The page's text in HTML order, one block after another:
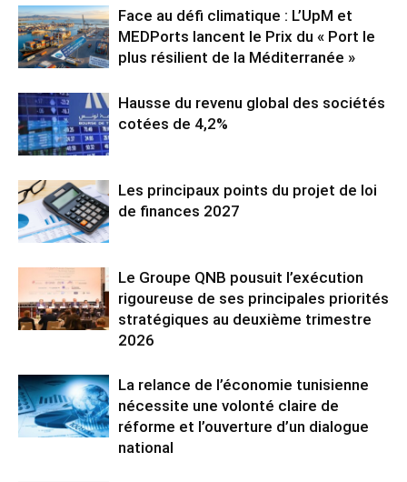
Face au défi climatique : L’UpM et
MEDPorts lancent le Prix du « Port le
plus résilient de la Méditerranée »
Hausse du revenu global des sociétés
cotées de 4,2%
Les principaux points du projet de loi
de finances 2027
Le Groupe QNB pousuit l’exécution
rigoureuse de ses principales priorités
stratégiques au deuxième trimestre
2026
La relance de l’économie tunisienne
nécessite une volonté claire de
réforme et l’ouverture d’un dialogue
national